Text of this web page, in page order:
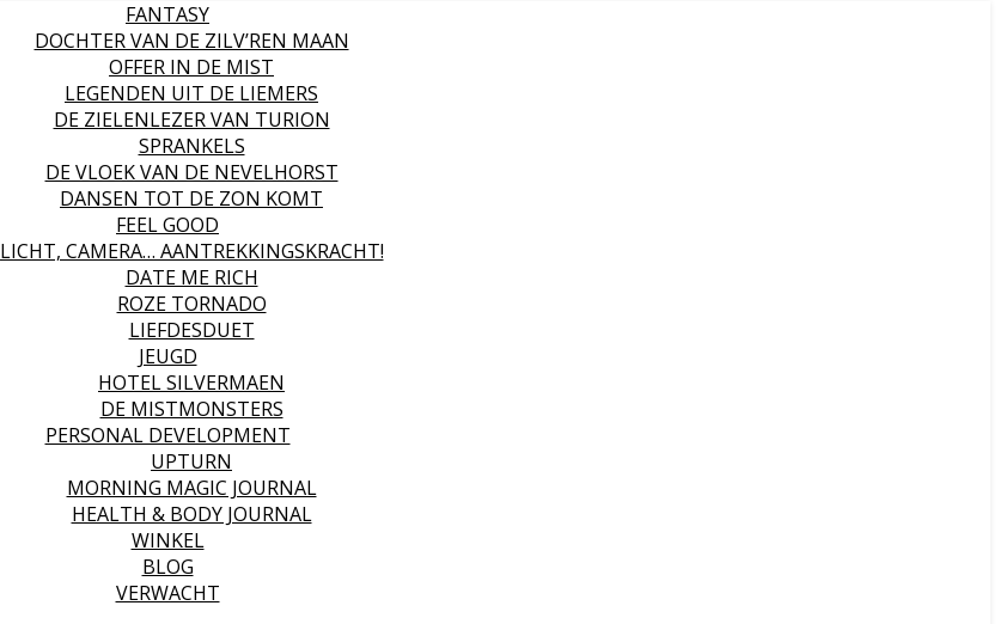
FANTASY
DOCHTER VAN DE ZILV’REN MAAN
OFFER IN DE MIST
LEGENDEN UIT DE LIEMERS
DE ZIELENLEZER VAN TURION
SPRANKELS
DE VLOEK VAN DE NEVELHORST
DANSEN TOT DE ZON KOMT
FEEL GOOD
LICHT, CAMERA… AANTREKKINGSKRACHT!
DATE ME RICH
ROZE TORNADO
LIEFDESDUET
JEUGD
HOTEL SILVERMAEN
DE MISTMONSTERS
PERSONAL DEVELOPMENT
UPTURN
MORNING MAGIC JOURNAL
HEALTH & BODY JOURNAL
WINKEL
BLOG
VERWACHT